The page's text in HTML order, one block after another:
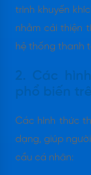
trình khuyến
nhằm cải thiện
hệ thống thanh
2. Các
phổ biến
Các hình thức
dạng, giúp
cầu cá nhân: